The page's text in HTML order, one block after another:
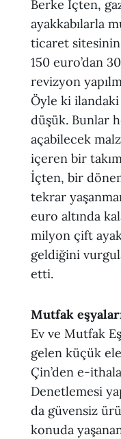
Berke İçten,
ayakkabılarla
ticaret sitesinin
150 euro’dan
revizyon
Öyle ki ilandaki
düşük. Bunlar
açabilecek
içeren bir
İçten, bir
tekrar
euro altında
milyon çift
geldiğini
etti.
Mutfak
Ev ve Mutfak
gelen küçük
Çin’den e-
Denetlemesi
da güvensiz
konuda